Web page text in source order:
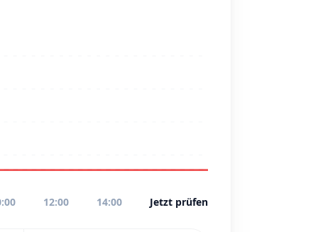
12:00 14:00 Jetzt prüfen